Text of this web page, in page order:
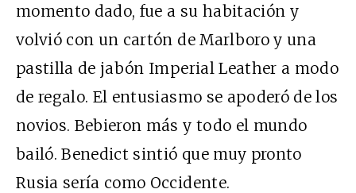
momento dado, fue a su habitación y
volvió con un cartón de Marlboro y una
pastilla de jabón Imperial Leather a modo
de regalo. El entusiasmo se apoderó de los
novios. Bebieron más y todo el mundo
bailó. Benedict sintió que muy pronto
Rusia sería como Occidente.